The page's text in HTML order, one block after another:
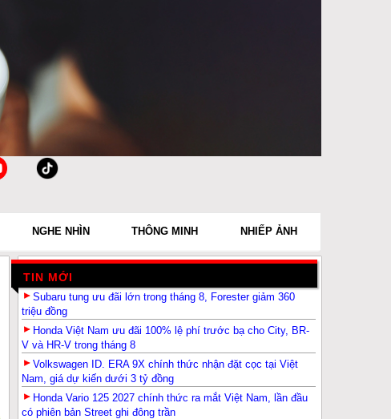
NGHE NHÌN THÔNG MINH NHIẾP ẢNH
TIN MỚI
Subaru tung ưu đãi lớn trong tháng 8, Forester giảm 360
triệu đồng
Honda Việt Nam ưu đãi 100% lệ phí trước bạ cho City, BR-
V và HR-V trong tháng 8
Volkswagen ID. ERA 9X chính thức nhận đặt cọc tại Việt
Nam, giá dự kiến dưới 3 tỷ đồng
Honda Vario 125 2027 chính thức ra mắt Việt Nam, lần đầu
có phiên bản Street ghi đông trần